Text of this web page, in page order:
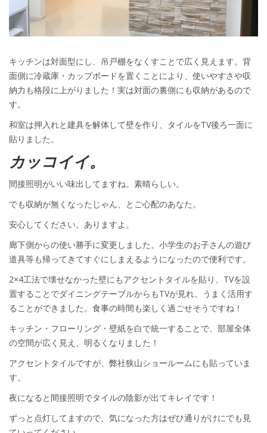
キッチンは対面型にし、吊戸棚をなくすことで広く見えます。背
面側に冷蔵庫・カップボードを置くことにより、使いやすさや収
納力も格段に上がりました！実は対面の裏側にも収納があるので
す。
和室は押入れと建具を解体して壁を作り、タイルをTV後ろ一面に
貼りました。
カッコイイ。
間接照明がいい味出してますね。素晴らしい。
でも収納が無くなったじゃん、とご心配のあなた。
安心してください。ありますよ。
廊下側からの使い勝手に変更しました。小学生のお子さんの遊び
道具等も帰ってきてすぐにしまえるようになったので便利です。
2×4工法で壊せなかった壁にもアクセントタイルを貼り、TVを設
置することでダイニングテーブルからもTVが見れ、うまく活用す
ることができました。食事の時間も楽しく過ごせそうですね！
キッチン・フローリング・壁紙を白で統一することで、部屋全体
の空間が広く見え、明るくなりました！
アクセントタイルですが、弊社狭山ショールームにも貼っていま
す。
夜になると間接照明でタイルの陰影が出てキレイです！
ずっと点灯してますので、気になった方はぜひ通りがけにでも見